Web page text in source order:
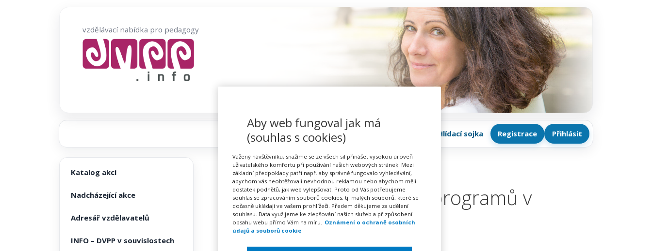
vzdělávací nabídka pro pedagogy
Hlídací sojka Registrace Přihlásit
Akreditace vzdělávacích programů v
systému DVPP
Katalog akcí
Nadcházející akce
Adresář vzdělavatelů
INFO – DVPP v souvislostech
Aby web fungoval jak má
(souhlas s cookies)
Vážený návštěvníku, snažíme se ze všech sil přinášet vysokou úroveň
uživatelského komfortu při používání našich webových stránek. Mezi
základní předpoklady patří např. aby správně fungovalo vyhledávání,
abychom vás neobtěžovali nevhodnou reklamou nebo abychom měli
dostatek podnětů, jak web vylepšovat. Proto od Vás potřebujeme
souhlas se zpracováním souborů cookies, tj. malých souborů, které se
dočasně ukládají ve vašem prohlížeči. Předem děkujeme za udělení
souhlasu. Data využijeme ke zlepšování našich služeb a přizpůsobení
obsahu webu přímo Vám na míru. Oznámení o ochraně osobních
údajů a souborů cookie